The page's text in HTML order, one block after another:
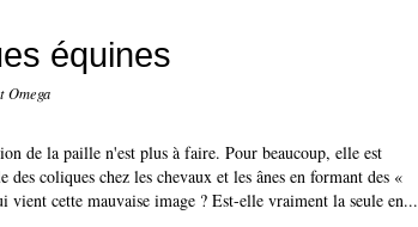
équines
Omega
de la paille n'est plus à faire. Pour beaucoup, elle est
des coliques chez les chevaux et les ânes en formant des «
cette mauvaise image ? Est-elle vraiment la seule en...